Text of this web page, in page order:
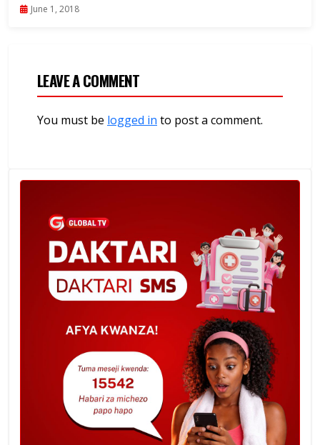
June 1, 2018
LEAVE A COMMENT
You must be logged in to post a comment.